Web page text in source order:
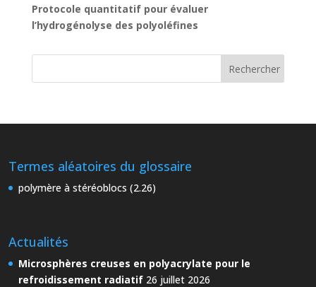
Protocole quantitatif pour évaluer
l’hydrogénolyse des polyoléfines
Termes aléatoires du glossaire
polymère à stéréoblocs (2.26)
Actualités
Microsphères creuses en polyacrylate pour le
refroidissement radiatif 26 juillet 2026